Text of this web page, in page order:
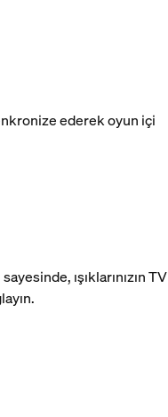
ederek oyun içi
ışıklarınızın TV